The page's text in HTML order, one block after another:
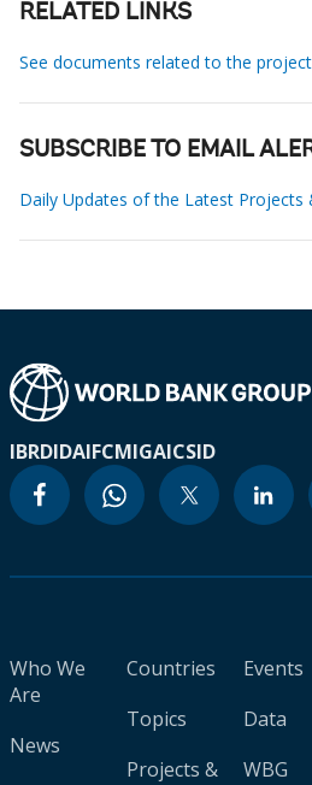
RELATED LINKS
See documents related to the
SUBSCRIBE TO EMAIL
Daily Updates of the Latest Projects
IBRDIDAIFCMIGAICSID
Who We
Are
News
Countries
Topics
Projects &
Events
Data
WBG